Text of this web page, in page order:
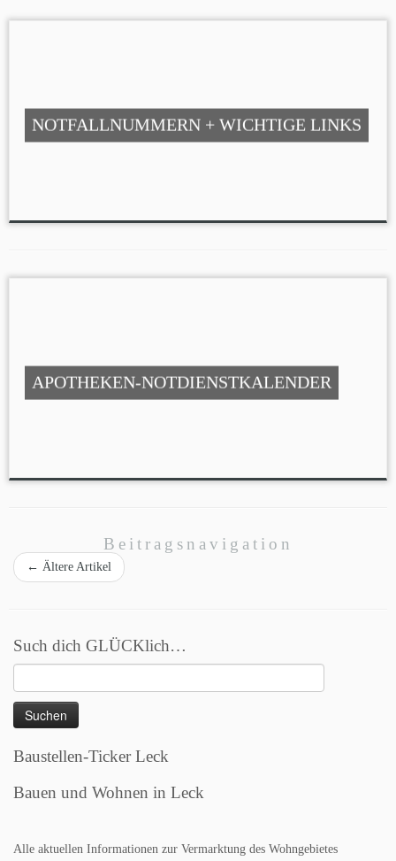
NOTFALLNUMMERN + WICHTIGE LINKS
APOTHEKEN-NOTDIENSTKALENDER
Beitragsnavigation
← Ältere Artikel
Such dich GLÜCKlich…
nach:
Baustellen-Ticker Leck
Bauen und Wohnen in Leck
Alle aktuellen Informationen zur Vermarktung des Wohngebietes